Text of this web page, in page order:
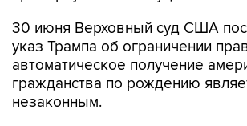
30 июня Верховный суд США
указ Трампа об ограничении
автоматическое получение
гражданства по рождению
незаконным.